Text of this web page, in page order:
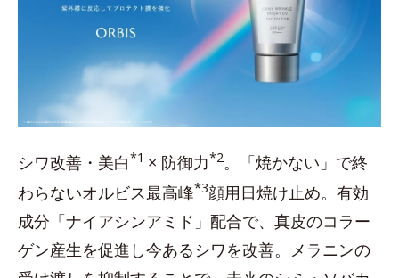
シワ改善・美白*1 × 防御力*2。「焼かない」で終
わらないオルビス最高峰*3顔用日焼け止め。有効
成分「ナイアシンアミド」配合で、真皮のコラー
ゲン産生を促進し今あるシワを改善。メラニンの